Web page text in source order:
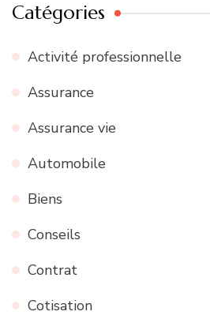
Catégories
Activité professionnelle
Assurance
Assurance vie
Automobile
Biens
Conseils
Contrat
Cotisation